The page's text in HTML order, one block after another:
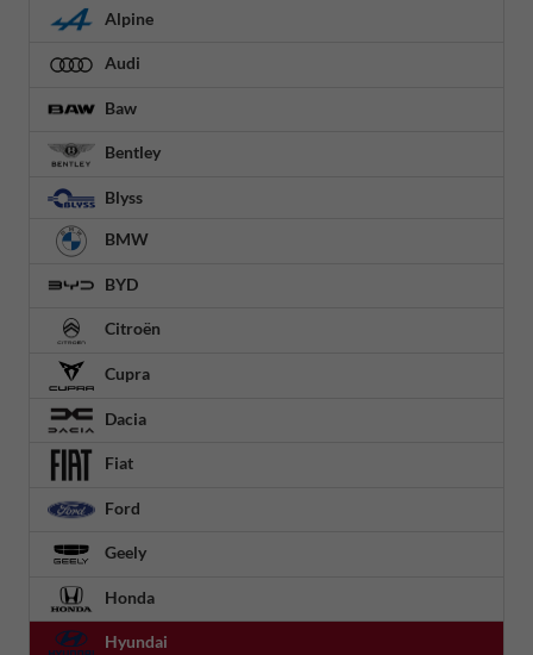
Alpine
Audi
Baw
Bentley
Blyss
BMW
BYD
Citroën
Cupra
Dacia
Fiat
Ford
Geely
Honda
Hyundai